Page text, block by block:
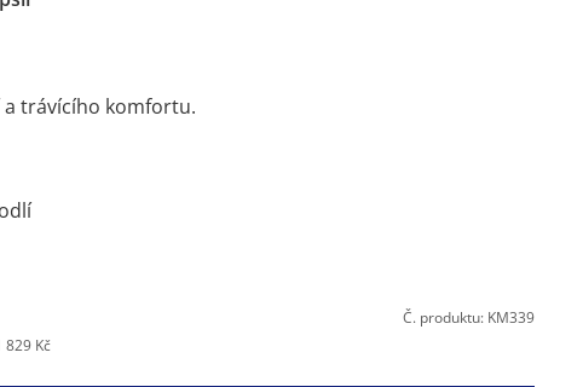
trávícího komfortu.
Č. produktu: KM339
829 Kč